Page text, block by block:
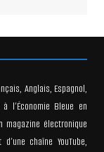
Anglais, Espagnol,
l’Économie Bleue en
magazine électronique
chaîne YouTube,